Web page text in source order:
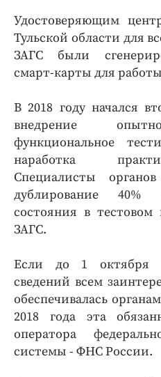
Удостоверяющим
Тульской области для
ЗАГС были
смарт-карты для
В 2018 году начался
внедрение
функциональное
наработка
Специалисты
дублирование 40%
состояния в
ЗАГС.
Если до 1 октября
сведений всем
обеспечивалась
2018 года эта
оператора
системы - ФНС России.